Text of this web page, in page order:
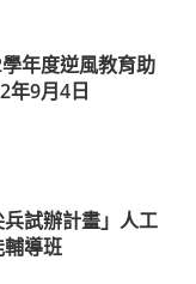
年度逆風教育助
年9月4日
試辦計畫」人工
導班